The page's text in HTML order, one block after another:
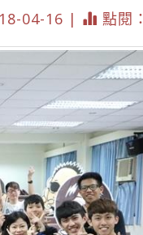
04-16 | 點閱